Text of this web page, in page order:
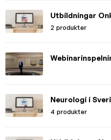
Utbildningar
2 produkter
Neurologi i
4 produkter